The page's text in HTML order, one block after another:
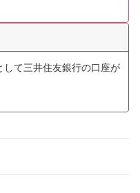
て三井住友銀行の口座が